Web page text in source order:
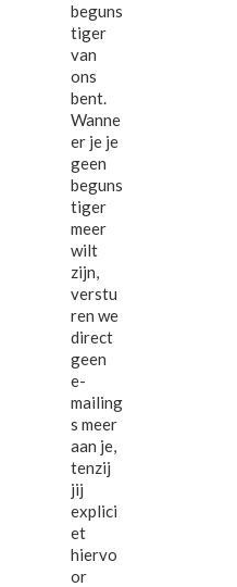
beguns
tiger
van
ons
bent.
Wanne
er je je
geen
beguns
tiger
meer
wilt
zijn,
verstu
ren we
direct
geen
e-
mailing
s meer
aan je,
tenzij
jij
explici
et
hiervo
or